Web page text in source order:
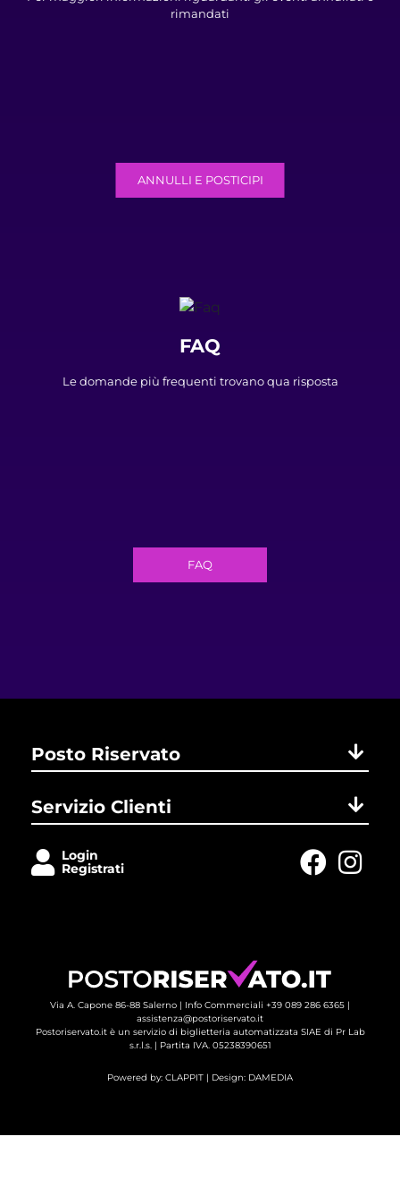
rimandati
ANNULLI E POSTICIPI
FAQ
Le domande più frequenti trovano qua risposta
FAQ
Posto Riservato
Servizio Clienti
Login
Registrati
Via A. Capone 86-88 Salerno | Info Commerciali +39 089 286 6365 |
assistenza@postoriservato.it
Postoriservato.it è un servizio di biglietteria automatizzata SIAE di Pr Lab
s.r.l.s. | Partita IVA. 05238390651
Powered by: CLAPPIT | Design: DAMEDIA